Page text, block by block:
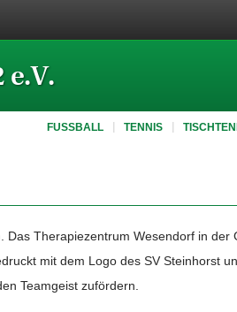
e.V.
FUSSBALL TENNIS
Therapiezentrum Wesendorf in
mit dem Logo des SV Steinhorst
Teamgeist zufördern.